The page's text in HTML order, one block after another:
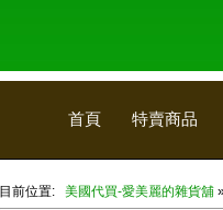
首頁 特賣商品
目前位置: 美國代買-愛美麗的雜貨舖